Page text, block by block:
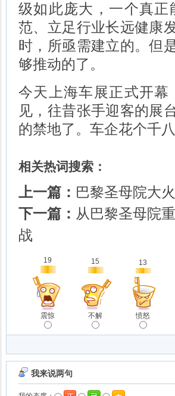
级如此庞大，一个真
范、立足行业长远健康
时，所亟需建立的。但
够推动的了。
今天上海车展正式开
见，往昔张手迎客的展
的禁地了。车企花个千
相关热词搜索：
上一篇： 巴黎圣母院大
下一篇： 从巴黎圣母院
战
19
震惊
15
不解
13
愤怒